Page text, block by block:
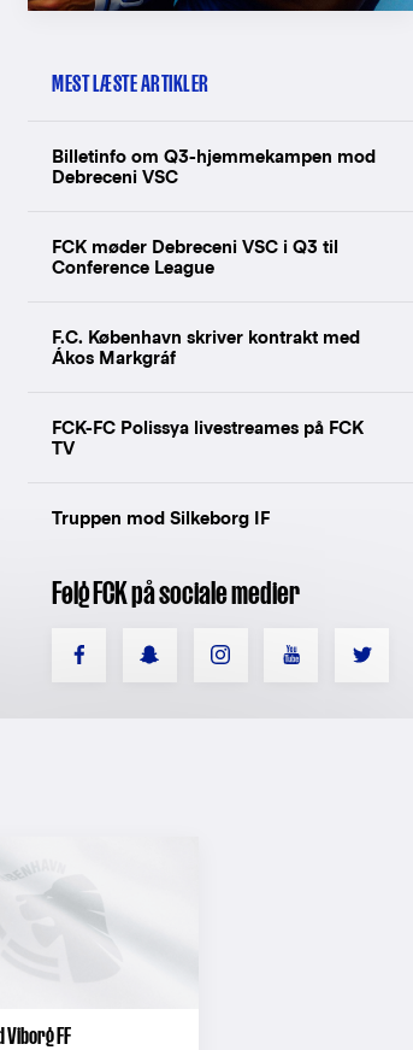
MEST LÆSTE ARTIKLER
Billetinfo om Q3-hjemmekampen mod
Debreceni VSC
FCK møder Debreceni VSC i Q3 til
Conference League
F.C. København skriver kontrakt med
Ákos Markgráf
FCK-FC Polissya livestreames på FCK
TV
Truppen mod Silkeborg IF
Følg FCK på sociale medier
Viborg FF